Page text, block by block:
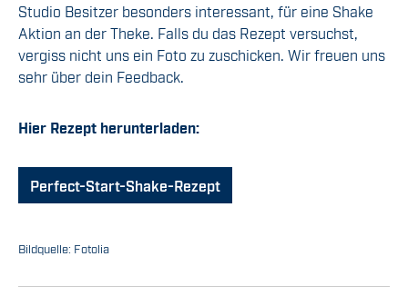
Studio Besitzer besonders interessant, für eine Shake
Aktion an der Theke. Falls du das Rezept versuchst,
vergiss nicht uns ein Foto zu zuschicken. Wir freuen uns
sehr über dein Feedback.
Hier Rezept herunterladen:
Perfect-Start-Shake-Rezept
Bildquelle: Fotolia